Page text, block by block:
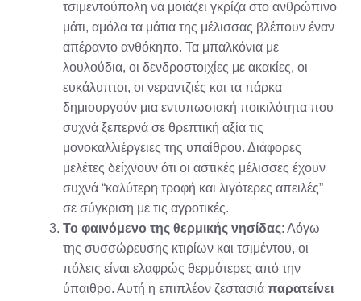
τσιμεντούπολη να μοιάζει γκρίζα στο ανθρώπινο
μάτι, αμόλα τα μάτια της μέλισσας βλέπουν έναν
απέραντο ανθόκηπο. Τα μπαλκόνια με
λουλούδια, οι δενδροστοιχίες με ακακίες, οι
ευκάλυπτοι, οι νεραντζιές και τα πάρκα
δημιουργούν μια εντυπωσιακή ποικιλότητα που
συχνά ξεπερνά σε θρεπτική αξία τις
μονοκαλλιέργειες της υπαίθρου. Διάφορες
μελέτες δείχνουν ότι οι αστικές μέλισσες έχουν
συχνά “καλύτερη τροφή και λιγότερες απειλές”
σε σύγκριση με τις αγροτικές.
Το φαινόμενο της θερμικής νησίδας: Λόγω
της συσσώρευσης κτιρίων και τσιμέντου, οι
πόλεις είναι ελαφρώς θερμότερες από την
ύπαιθρο. Αυτή η επιπλέον ζεστασιά παρατείνει